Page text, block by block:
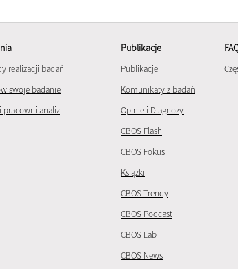
realizacji badań
swoje badanie
pracowni analiz
Publikacje
Publikacje
Komunikaty z badań
Opinie i Diagnozy
CBOS Flash
CBOS Fokus
Książki
CBOS Trendy
CBOS Podcast
CBOS Lab
CBOS News